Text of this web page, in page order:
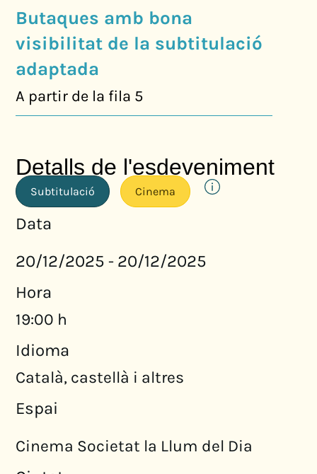
Butaques amb bona
visibilitat de la subtitulació
adaptada
A partir de la fila 5
Detalls de l'esdeveniment
Subtitulació Cinema
Data
20/12/2025 - 20/12/2025
Hora
19:00 h
Idioma
Català, castellà i altres
Espai
Cinema Societat la Llum del Dia